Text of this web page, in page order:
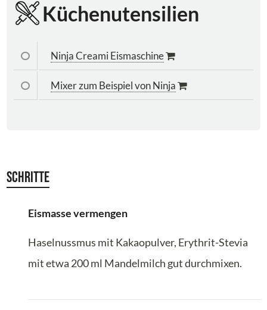
Küchenutensilien
Ninja Creami Eismaschine
Mixer zum Beispiel von Ninja
Schritte
Eismasse vermengen
Haselnussmus mit Kakaopulver, Erythrit-Stevia
mit etwa 200 ml Mandelmilch gut durchmixen.